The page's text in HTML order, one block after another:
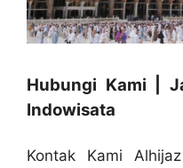
Hubungi Kami |
Indowisata
Kontak Kami